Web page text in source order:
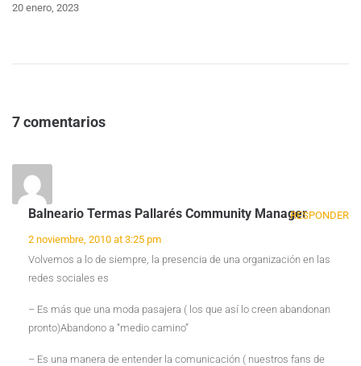
20 enero, 2023
7 comentarios
Balneario Termas Pallarés Community Manager
2 noviembre, 2010 at 3:25 pm
RESPONDER
Volvemos a lo de siempre, la presencia de una organización en las
redes sociales es
– Es más que una moda pasajera ( los que así lo creen abandonan
pronto)Abandono a “medio camino”
– Es una manera de entender la comunicación ( nuestros fans de